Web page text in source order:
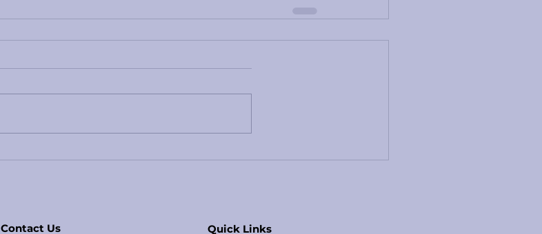
Contact Us Quick Links